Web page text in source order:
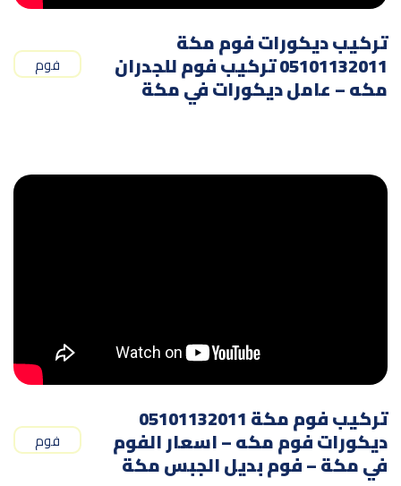
فوم
تركيب ديكورات فوم مكة
05101132011 تركيب فوم للجدران
مكه – عامل ديكورات في مكة
فوم
تركيب فوم مكة 05101132011
ديكورات فوم مكه – اسعار الفوم
في مكة – فوم بديل الجبس مكة